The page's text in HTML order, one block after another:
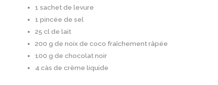
1 sachet de levure
1 pincée de sel
25 cl de lait
200 g de noix de coco fraîchement râpée
100 g de chocolat noir
4 càs de crème liquide